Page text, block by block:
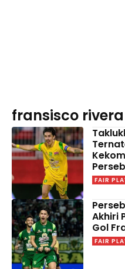
fransisco rivera
FAIR
Akhiri
Gol
FAIR